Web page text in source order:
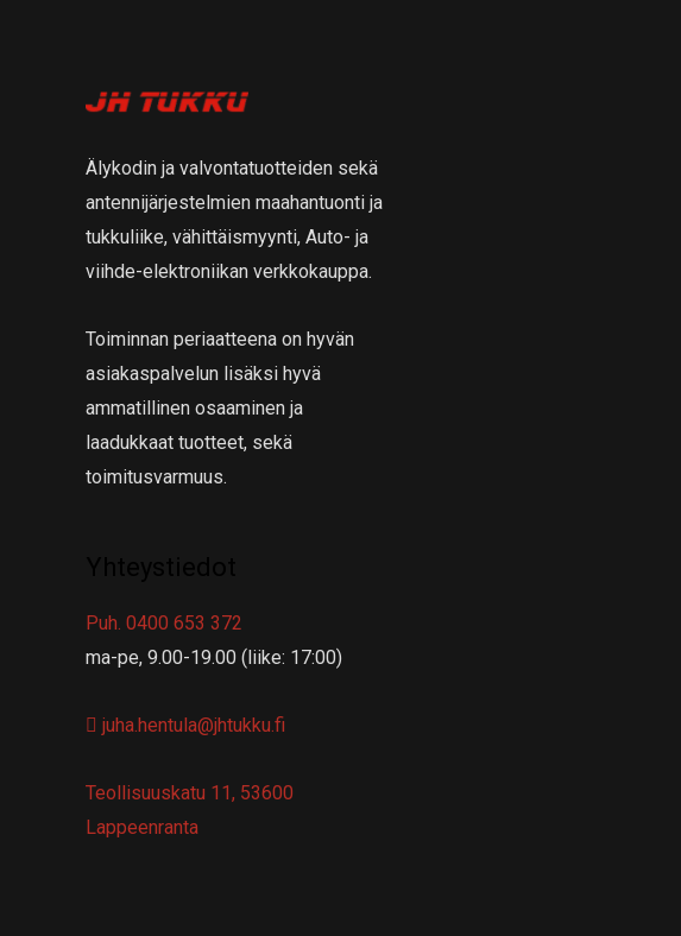
Älykodin ja valvontatuotteiden sekä
antennijärjestelmien maahantuonti ja
tukkuliike, vähittäismyynti, Auto- ja
viihde-elektroniikan verkkokauppa.
Toiminnan periaatteena on hyvän
asiakaspalvelun lisäksi hyvä
ammatillinen osaaminen ja
laadukkaat tuotteet, sekä
toimitusvarmuus.
Puh. 0400 653 372
ma-pe, 9.00-19.00 (liike: 17:00)
juha.hentula@jhtukku.fi
Teollisuuskatu 11, 53600
Lappeenranta